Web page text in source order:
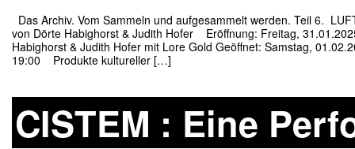
Das Archiv. Vom Sammeln und aufgesammelt werden. Teil 6.
von Dörte Habighorst & Judith Hofer Eröffnung: Freitag,
Habighorst & Judith Hofer mit Lore Gold Geöffnet: Samstag,
19:00 Produkte kultureller […]
CISTEM : Eine